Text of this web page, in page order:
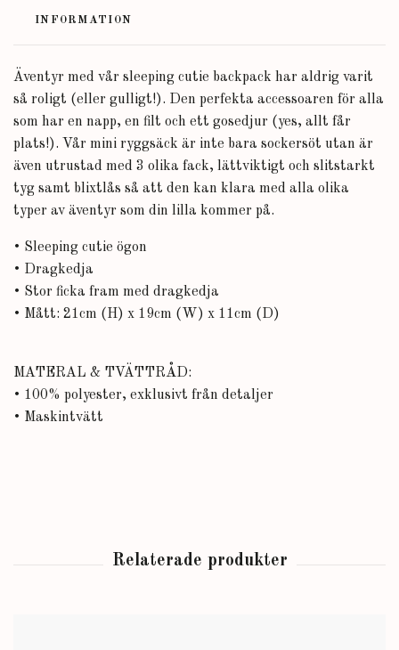
INFORMATION
Äventyr med vår sleeping cutie backpack har aldrig varit
så roligt (eller gulligt!). Den perfekta accessoaren för alla
som har en napp, en filt och ett gosedjur (yes, allt får
plats!). Vår mini ryggsäck är inte bara sockersöt utan är
även utrustad med 3 olika fack, lättviktigt och slitstarkt
tyg samt blixtlås så att den kan klara med alla olika
typer av äventyr som din lilla kommer på.
• Sleeping cutie ögon
• Dragkedja
• Stor ficka fram med dragkedja
• Mått: 21cm (H) x 19cm (W) x 11cm (D)
MATERAL & TVÄTTRÅD:
• 100% polyester, exklusivt från detaljer
• Maskintvätt